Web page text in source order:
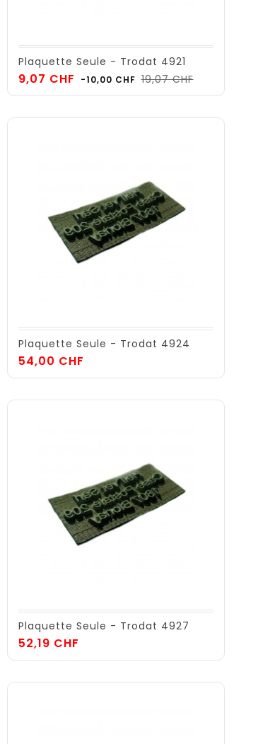
Plaquette Seule - Trodat 4921
9,07 CHF Prix
de
-10,00 CHF 19,07 CHFPrix
Plaquette Seule - Trodat 4924
54,00 CHF
Plaquette Seule - Trodat 4927
52,19 CHF